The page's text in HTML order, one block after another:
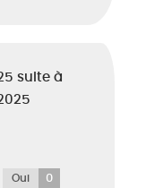
suite à
Oui 0